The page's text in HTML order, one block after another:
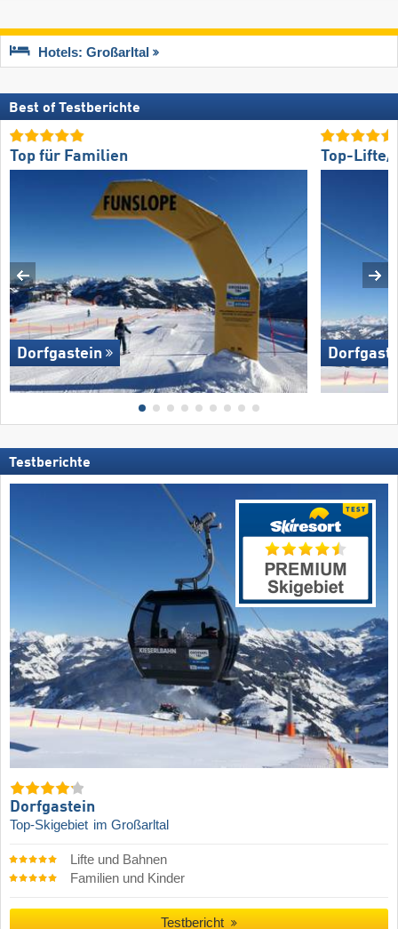
Hotels: Großarltal
Best of Testberichte
Top für Familien
Dorfgastein
Top-Lifte/
Testberichte
Dorfgastein
Top-Skigebiet im Großarltal
Lifte und Bahnen
Familien und Kinder
Testbericht